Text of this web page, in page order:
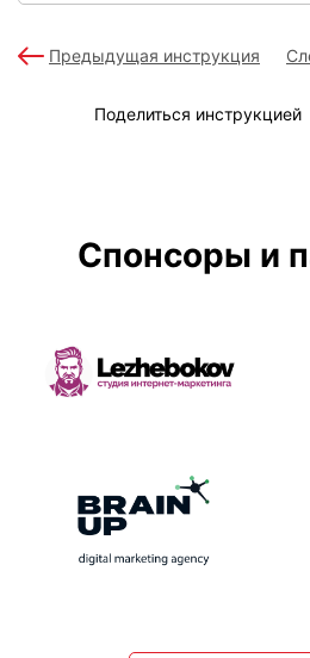
Предыдущая инструкция
Поделиться инструкцией
Спонсоры и